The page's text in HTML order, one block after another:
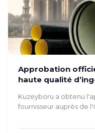
Approbation
haute qualité
Kuzeyboru a obtenu
fournisseur auprès de